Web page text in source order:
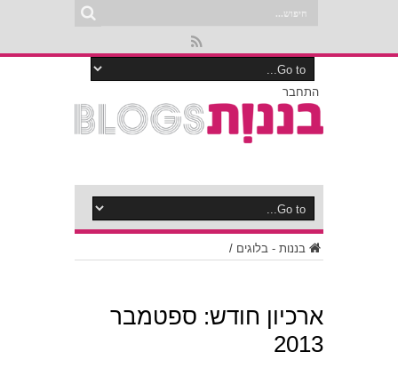
התחבר
בננות - בלוגים /
ארכיון חודש: ספטמבר
2013